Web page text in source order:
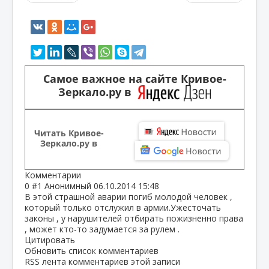
Самое важное на сайте Кривое-
Зеркало.ру в
Читать Кривое-
Зеркало.ру в
Комментарии
0 #1 Анонимный 06.10.2014 15:48
В этой страшной аварии погиб молодой человек ,
который только отслужил в армии.Ужесточать
законы , у нарушителей отбирать пожизненно права
, может кто-то задумается за рулем .
Цитировать
Обновить список комментариев
RSS лента комментариев этой записи